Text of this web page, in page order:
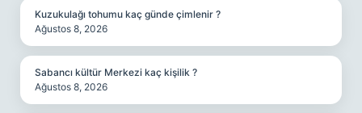
Kuzukulağı tohumu kaç günde çimlenir ?
Ağustos 8, 2026
Sabancı kültür Merkezi kaç kişilik ?
Ağustos 8, 2026